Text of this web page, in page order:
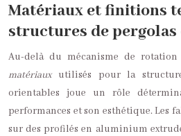
Matériaux et finitions
structures de
Au-delà du mécanisme de
matériauxutilisés pour la
orientables joue un rôle
performances et son esthétique. Les
sur des profilés en aluminium